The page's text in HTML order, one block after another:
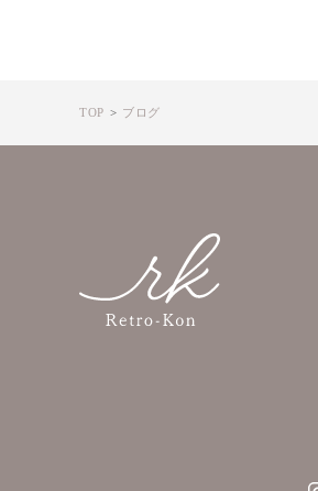
TOP ブログ